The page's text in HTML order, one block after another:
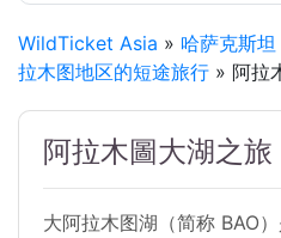
WildTicket Asia » 哈萨克斯坦
拉木图地区的短途旅行 » 阿拉
阿拉木圖大湖之旅
大阿拉木图湖（简称 BAO